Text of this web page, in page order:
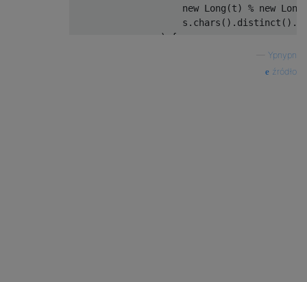
new Long(t) % new
                ) {
return;            //
Ypnypn
źródło